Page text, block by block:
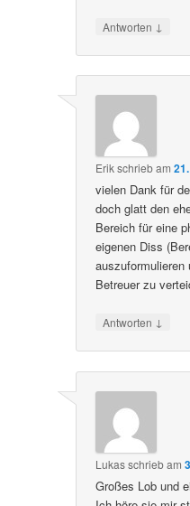
Antworten ↓
Erikschriebam
vielen Dank für
doch glatt den
Bereich für eine
eigenen Diss
auszuformulieren
Betreuer zu
Antworten ↓
Lukasschriebam
Großes Lob und